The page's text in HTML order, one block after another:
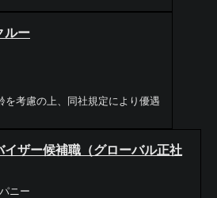
ルー
を考慮の上、同社規定により優遇
イザー候補職（グローバル正社
ニー